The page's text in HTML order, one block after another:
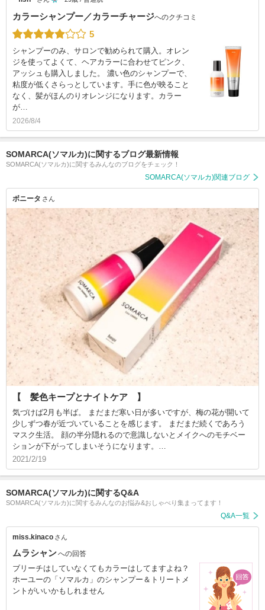
カラーシャンプー／カラーチャージへのクチコミ
5
シャンプーのみ、サロンで勧められて購入。オレン
ジを使ってよくて、ヘアカラーに合わせてピンク、
アッシュも購入しました。 濃い色のシャンプーで、
粘度が低くさらっとしています。手に色が映ること
なく、髪がほんのりオレンジになります。カラー
が…
2026/8/4
SOMARCA(ソマルカ)に関するブログ最新情報
SOMARCA(ソマルカ)に関するみんなのブログをチェック！
SOMARCA(ソマルカ)関連ブログ
ボニータ さん
【 髪色キープとナイトケア 】
気づけば2月も半ば。 まだまだ寒い日が多いですが、梅の花が開いて
少しずつ春が近づいていることを感じます。 まだまだ続くであろう
マスク生活。 顔の半分隠れるので意識しないとメイクへのモチベー
ションが下がってしまいそうになります。…
2021/2/19
SOMARCA(ソマルカ)に関するQ&A
SOMARCA(ソマルカ)に関するみんなのお悩み&おしゃべり集まってます！
Q&A一覧
miss.kinaco さん
ムラシャンへの回答
ブリーチはしていなくてもカラーはしてますよね？
ホーユーの「ソマルカ」のシャンプー＆トリートメ
ントがいいかもしれません